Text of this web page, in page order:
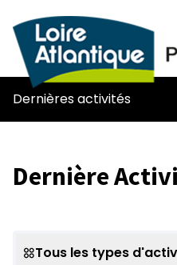
Dernières activités
Dernière
Tous les types